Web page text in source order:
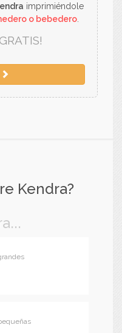
imprimiéndole
o bebedero.
Kendra?